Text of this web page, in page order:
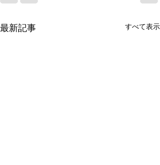
最新記事 すべて表示